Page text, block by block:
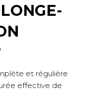
et régulière
effective de